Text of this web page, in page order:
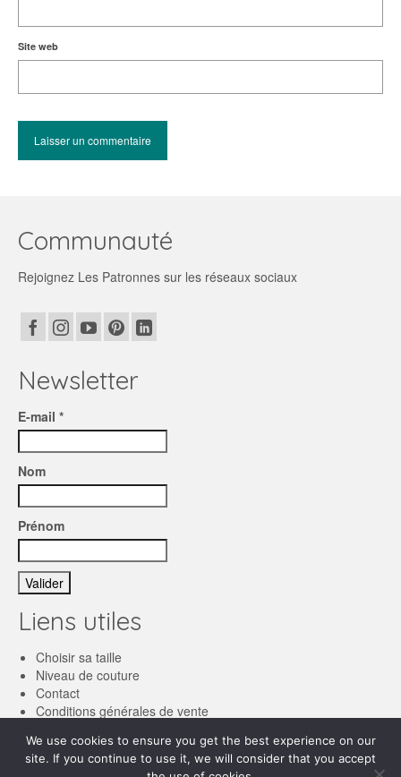
Site web
Communauté
Rejoignez Les Patronnes sur les réseaux sociaux
Newsletter
E-mail *
Nom
Prénom
Liens utiles
Choisir sa taille
Niveau de couture
Contact
Conditions générales de vente
We use cookies to ensure you get the best experience on our
site. If you continue to use it, we will consider that you accept